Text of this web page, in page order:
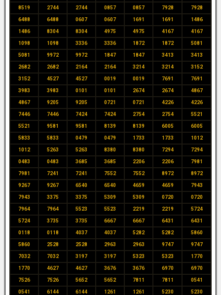
8519 2744 2744 0857 0857 7928 7928
6488 6488 0607 0607 1691 1691 1486
1486 8304 8304 4975 4975 4167 4167
1098 1098 3336 3336 1872 1872 5081
5081 9972 9972 1847 1847 3413 3413
2682 2682 2164 2164 3214 3214 3152
3152 4527 4527 0019 0019 7691 7691
3983 3983 0101 0101 2674 2674 4867
4867 9205 9205 0721 0721 4226 4226
7446 7446 7424 7424 2754 2754 5521
5521 9581 9581 8139 8139 6005 6005
5833 5833 0479 0479 1733 1733 1012
1012 5263 5263 8380 8380 7294 7294
0483 0483 3685 3685 2206 2206 7981
7981 7241 7241 7552 7552 8972 8972
9267 9267 6540 6540 4659 4659 7943
7943 3375 3375 5309 5309 0720 0720
7964 7964 5523 5523 2219 2219 5724
5724 3735 3735 6667 6667 6431 6431
0118 0118 4037 4037 5282 5282 5860
5860 2528 2528 2963 2963 9747 9747
7032 7032 3197 3197 5323 5323 1770
1770 4627 4627 3676 3676 6970 6970
7526 7526 5652 5652 7811 7811 0541
0541 6144 6144 1261 1261 5230 5230